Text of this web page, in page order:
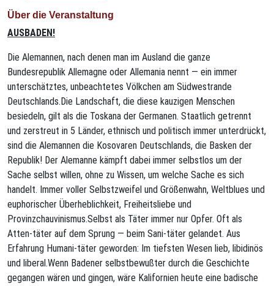
Über die Veranstaltung
AUSBADEN!
Die Alemannen, nach denen man im Ausland die ganze
Bundesrepublik Allemagne oder Allemania nennt — ein immer
unterschätztes, unbeachtetes Völkchen am Südwestrande
Deutschlands.Die Landschaft, die diese kauzigen Menschen
besiedeln, gilt als die Toskana der Germanen. Staatlich getrennt
und zerstreut in 5 Länder, ethnisch und politisch immer unterdrückt,
sind die Alemannen die Kosovaren Deutschlands, die Basken der
Republik! Der Alemanne kämpft dabei immer selbstlos um der
Sache selbst willen, ohne zu Wissen, um welche Sache es sich
handelt. Immer voller Selbstzweifel und Größenwahn, Weltblues und
euphorischer Überheblichkeit, Freiheitsliebe und
Provinzchauvinismus.Selbst als Täter immer nur Opfer. Oft als
Atten-täter auf dem Sprung — beim Sani-täter gelandet. Aus
Erfahrung Humani-täter geworden: Im tiefsten Wesen lieb, libidinös
und liberal.Wenn Badener selbstbewußter durch die Geschichte
gegangen wären und gingen, wäre Kalifornien heute eine badische